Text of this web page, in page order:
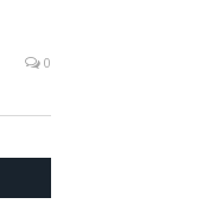
0